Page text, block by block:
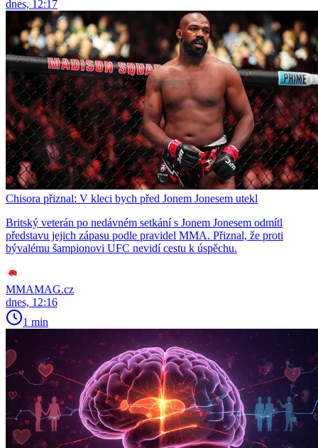
dnes, 12:17
Chisora přiznal: V kleci bych před Jonem Jonesem utekl
Britský veterán po nedávném setkání s Jonem Jonesem odmítl
představu jejich zápasu podle pravidel MMA. Přiznal, že proti
bývalému šampionovi UFC nevidí cestu k úspěchu.
MMAMAG.cz
dnes, 12:16
1 min